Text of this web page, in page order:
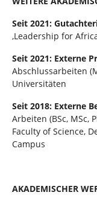
Seit 2021:
‚Leadership for
Seit 2021: Externe
Abschlussarbeiten
Universitäten
Seit 2018: Externe
Arbeiten (BSc, MSc,
Faculty of Science,
Campus
AKADEMISCHER